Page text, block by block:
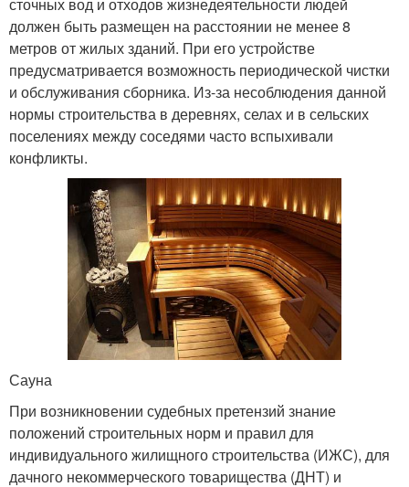
должен быть размещен на расстоянии не менее 8
метров от жилых зданий. При его устройстве
предусматривается возможность периодической чистки
и обслуживания сборника. Из-за несоблюдения данной
нормы строительства в деревнях, селах и в сельских
поселениях между соседями часто вспыхивали
конфликты.
Сауна
При возникновении судебных претензий знание
положений строительных норм и правил для
индивидуального жилищного строительства (ИЖС), для
дачного некоммерческого товарищества (ДНТ) и